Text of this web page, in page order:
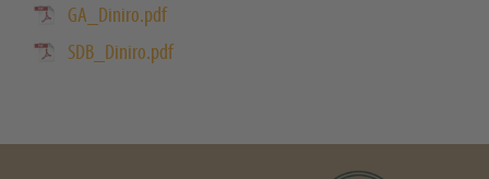
GA_Diniro.pdf
SDB_Diniro.pdf